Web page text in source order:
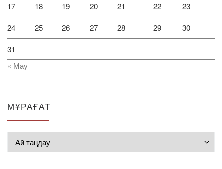
17 18 19 20 21 22 23
24 25 26 27 28 29 30
31
« Мау
МҰРАҒАТ